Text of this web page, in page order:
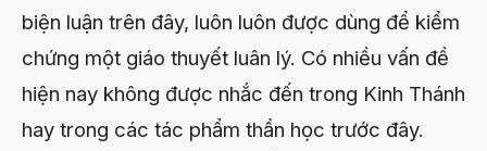
biện luận trên đây, luôn luôn được dùng để kiểm
chứng một giáo thuyết luân lý. Có nhiều vấn đề
hiện nay không được nhắc đến trong Kinh Thánh
hay trong các tác phẩm thần học trước đây.